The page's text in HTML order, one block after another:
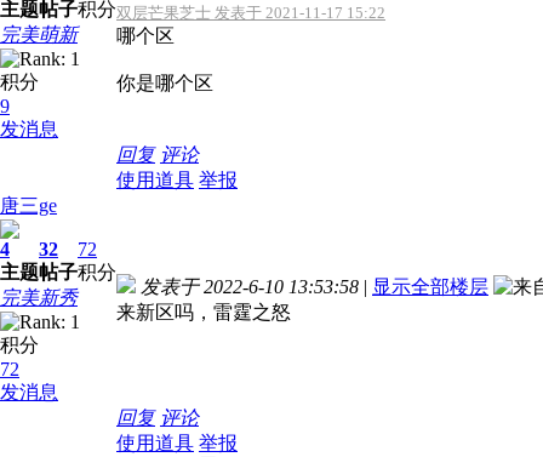
主题帖子积分
完美萌新
积分
9
发消息
双层芒果芝士 发表于 2021-11-17 15:22
哪个区
你是哪个区
回复 评论
使用道具 举报
唐三ge
4
主题
32
帖子
72
积分
完美新秀
积分
72
发消息
发表于 2022-6-10 13:53:58 | 显示全部楼层
来新区吗，雷霆之怒
回复 评论
使用道具 举报